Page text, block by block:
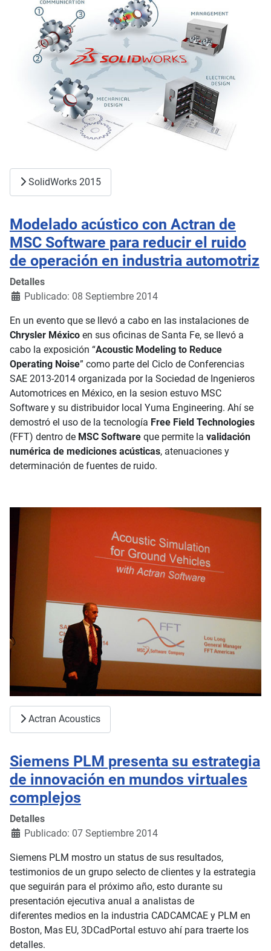
SolidWorks 2015
Modelado acústico con Actran de
MSC Software para reducir el ruido
de operación en industria automotriz
Detalles
Publicado: 08 Septiembre 2014
En un evento que se llevó a cabo en las instalaciones de
Chrysler México en sus oficinas de Santa Fe, se llevó a
cabo la exposición “Acoustic Modeling to Reduce
Operating Noise” como parte del Ciclo de Conferencias
SAE 2013-2014 organizada por la Sociedad de Ingenieros
Automotrices en México, en la sesion estuvo MSC
Software y su distribuidor local Yuma Engineering. Ahí se
demostró el uso de la tecnología Free Field Technologies
(FFT) dentro de MSC Software que permite la validación
numérica de mediciones acústicas, atenuaciones y
determinación de fuentes de ruido.
Actran Acoustics
Siemens PLM presenta su estrategia
de innovación en mundos virtuales
complejos
Detalles
Publicado: 07 Septiembre 2014
Siemens PLM mostro un status de sus resultados,
testimonios de un grupo selecto de clientes y la estrategia
que seguirán para el próximo año, esto durante su
presentación ejecutiva anual a analistas de
diferentes medios en la industria CADCAMCAE y PLM en
Boston, Mas EU, 3DCadPortal estuvo ahí para traerte los
detalles.